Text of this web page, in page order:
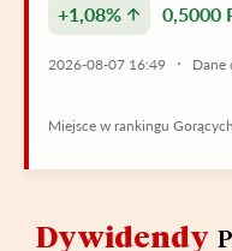
+1,08% 0,5000
2026-08-07 16:49 Dane
Miejsce w rankingu
Dywidendy